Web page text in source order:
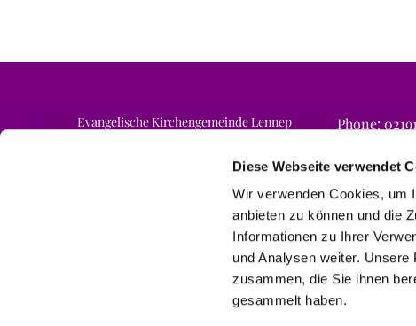
Diese Webseite verwendet
Wir verwenden Cookies, um
anbieten zu können und die
Informationen zu Ihrer
und Analysen weiter.
zusammen, die Sie ihnen
gesammelt haben.
Evangelische Kirchengemeinde Lennep
Phone: